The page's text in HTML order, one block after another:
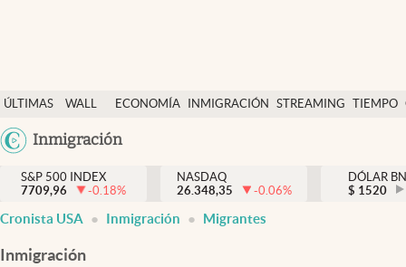
ÚLTIMAS
NOTICIAS
WALL
Y
DÓLAR
ECONOMÍA INMIGRACIÓN STREAMING TIEMPO
México
Inmigración
Finanzas y economía
Wall Street y dólar
Inmigración
S&P 500 INDEX
7709,96
-0.18%
NASDAQ
26.348,35
-0.06%
DÓLAR
$ 1520
Cronista USA Inmigración Migrantes
Inmigración